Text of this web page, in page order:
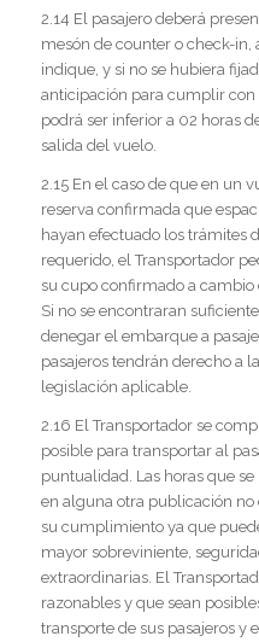
2.14 El pasajero deberá
mesón de counter o check-in,
indique, y si no se hubiera
anticipación para cumplir con
podrá ser inferior a 02 horas
salida del vuelo.
2.15 En el caso de que en un
reserva confirmada que
hayan efectuado los trámites
requerido, el Transportador
su cupo confirmado a
Si no se encontraran
denegar el embarque a
pasajeros tendrán derecho a
legislación aplicable.
2.16 El Transportador se
posible para transportar al
puntualidad. Las horas que
en alguna otra publicación no
su cumplimiento ya que
mayor sobreviniente,
extraordinarias. El
razonables y que sean
transporte de sus pasajeros y